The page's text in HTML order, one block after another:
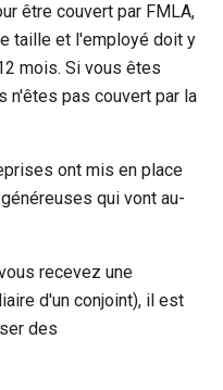
être couvert par FMLA,
taille et l'employé doit y
mois. Si vous êtes
n'êtes pas couvert par la
ont mis en place
qui vont au-
recevez une
d'un conjoint), il est
des